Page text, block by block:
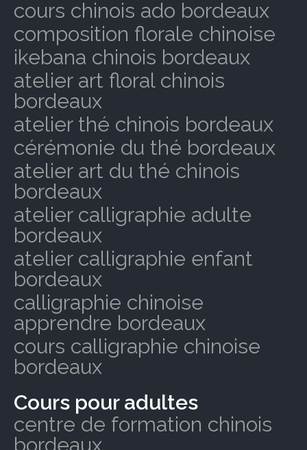
cours chinois ado bordeaux
composition florale chinoise
ikebana chinois bordeaux
atelier art floral chinois
bordeaux
atelier thé chinois bordeaux
cérémonie du thé bordeaux
atelier art du thé chinois
bordeaux
atelier calligraphie adulte
bordeaux
atelier calligraphie enfant
bordeaux
calligraphie chinoise
apprendre bordeaux
cours calligraphie chinoise
bordeaux
Cours pour adultes
centre de formation chinois
bordeaux